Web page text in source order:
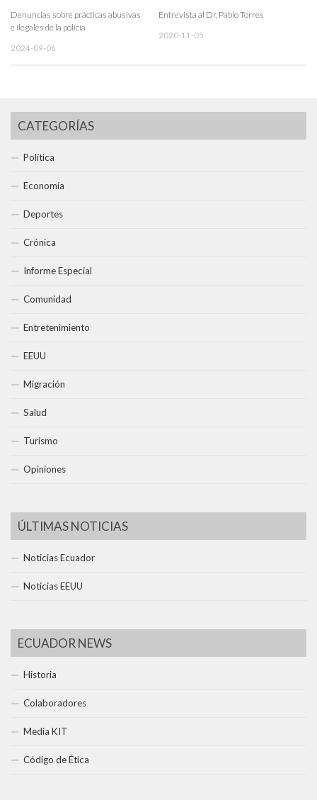
Denuncias sobre prácticas abusivas
e ilegales de la policía
2024-09-06
Entrevista al Dr. Pablo Torres
2020-11-05
CATEGORÍAS
Política
Economía
Deportes
Crónica
Informe Especial
Comunidad
Entretenimiento
EEUU
Migración
Salud
Turismo
Opiniones
ÚLTIMAS NOTICIAS
Noticias Ecuador
Noticias EEUU
ECUADOR NEWS
Historia
Colaboradores
Media KIT
Código de Ética